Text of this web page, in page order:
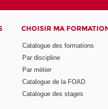
CHOISIR MA
Catalogue des formations
Par discipline
Par métier
Catalogue de la FOAD
Catalogue des stages